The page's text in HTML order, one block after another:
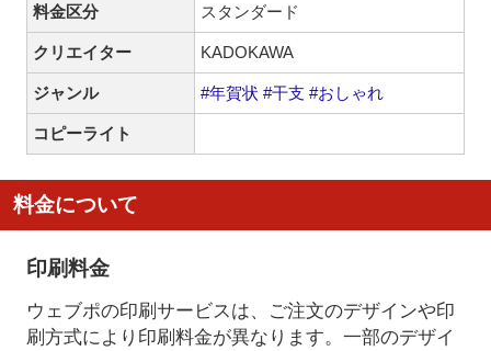
料金区分 スタンダード
クリエイター KADOKAWA
ジャンル #年賀状 #干支 #おしゃれ
コピーライト
料金について
印刷料金
ウェブポの印刷サービスは、ご注文のデザインや印
刷方式により印刷料金が異なります。一部のデザイ